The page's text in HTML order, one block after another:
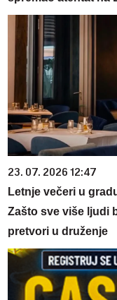
23. 07. 2026 12:47
Letnje večeri u
Zašto sve više ljudi
pretvori u druženje